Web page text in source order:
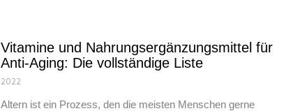
Vitamine und Nahrungsergänzungsmittel für
Anti-Aging: Die vollständige Liste
2022
Altern ist ein Prozess, den die meisten Menschen gerne